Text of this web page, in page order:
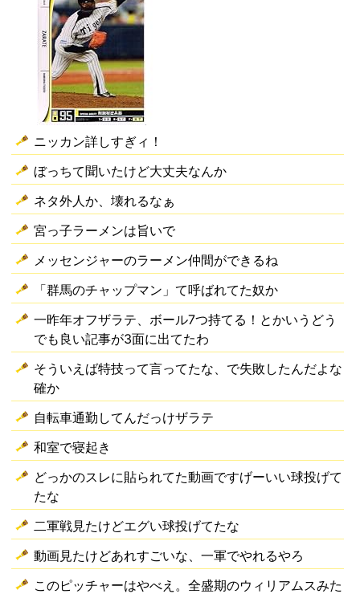
ニッカン詳しすぎィ！
ぼっちて聞いたけど大丈夫なんか
ネタ外人か、壊れるなぁ
宮っ子ラーメンは旨いで
メッセンジャーのラーメン仲間ができるね
「群馬のチャップマン」て呼ばれてた奴か
一昨年オフザラテ、ボール7つ持てる！とかいうどう
でも良い記事が3面に出てたわ
そういえば特技って言ってたな、で失敗したんだよな
確か
自転車通勤してんだっけザラテ
和室で寝起き
どっかのスレに貼られてた動画ですげーいい球投げて
たな
二軍戦見たけどエグい球投げてたな
動画見たけどあれすごいな、一軍でやれるやろ
このピッチャーはやべえ。全盛期のウィリアムスみた